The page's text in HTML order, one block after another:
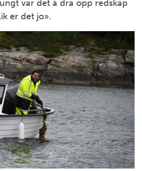
var det å dra opp redskap
er det jo».